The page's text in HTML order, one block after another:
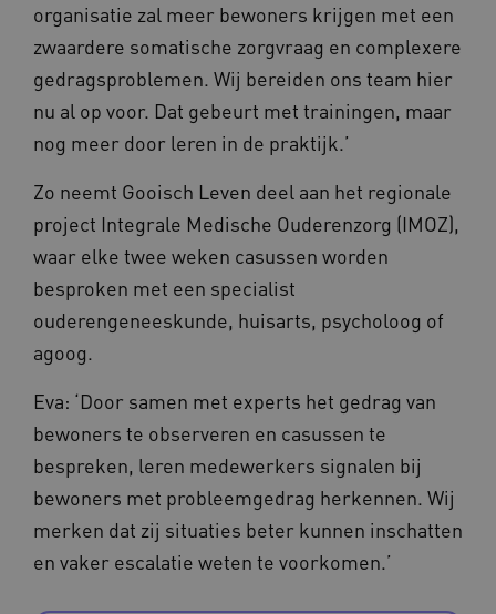
organisatie zal meer bewoners krijgen met een
zwaardere somatische zorgvraag en complexere
gedragsproblemen. Wij bereiden ons team hier
nu al op voor. Dat gebeurt met trainingen, maar
nog meer door leren in de praktijk.’
Zo neemt Gooisch Leven deel aan het regionale
project Integrale Medische Ouderenzorg (IMOZ),
waar elke twee weken casussen worden
besproken met een specialist
ouderengeneeskunde, huisarts, psycholoog of
agoog.
Eva: ‘Door samen met experts het gedrag van
bewoners te observeren en casussen te
bespreken, leren medewerkers signalen bij
bewoners met probleemgedrag herkennen. Wij
merken dat zij situaties beter kunnen inschatten
en vaker escalatie weten te voorkomen.’
AWSALBCORS
Amazon.com Inc.
vilans.blueconic.net
__Secure-YNID .youtube.com